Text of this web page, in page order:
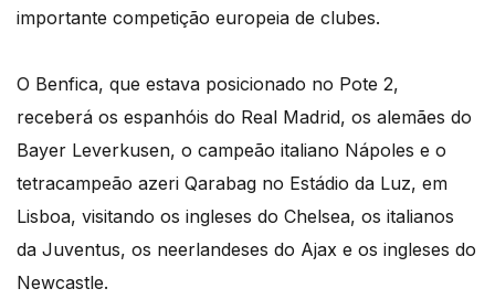
importante competição europeia de clubes.
O Benfica, que estava posicionado no Pote 2,
receberá os espanhóis do Real Madrid, os alemães do
Bayer Leverkusen, o campeão italiano Nápoles e o
tetracampeão azeri Qarabag no Estádio da Luz, em
Lisboa, visitando os ingleses do Chelsea, os italianos
da Juventus, os neerlandeses do Ajax e os ingleses do
Newcastle.